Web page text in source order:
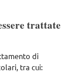
trattate
di
, tra cui: